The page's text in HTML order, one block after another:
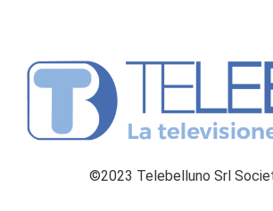
©2023 Telebelluno Srl